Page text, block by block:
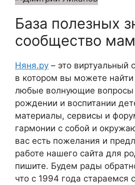
База полезных
сообщество
Няня.ру – это виртуальный
в котором вы можете найти
любые волнующие вопросы
рождении и воспитании
материалы, сервисы и
гармонии с собой и
вас есть пожелания и
работе нашего сайта для
пишите. Будем рады
что c 1994 года стараемся